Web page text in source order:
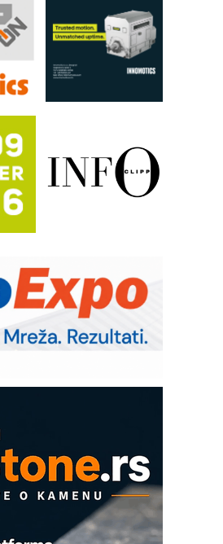
– japanska
u transferu fluida
Industrial – Napredna
filtraciju u hidrauličkim i
za vašu pametnu
energijom
pakovanja · Display
omotnice
bez složenih
kao dugoročna korist
na prvom mestu!
- više od 40 godina
industriji
mrežastih nosača kablova
iC7 Hybrid 1500 VDC
sa tečnim